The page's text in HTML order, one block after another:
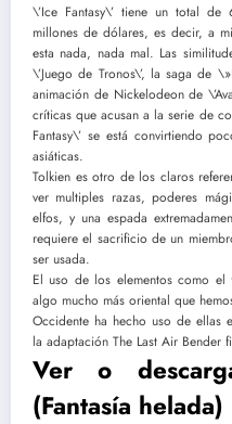
\’Ice Fantasy\’ tiene un total
millones de dólares, es decir, a
esta nada, nada mal. Las
\’Juego de Tronos\’, la saga de
animación de Nickelodeon de
críticas que acusan a la serie de
Fantasy\’ se está convirtiendo
asiáticas.
Tolkien es otro de los claros
ver multiples razas, poderes
elfos, y una espada
requiere el sacrificio de un
ser usada.
El uso de los elementos como
algo mucho más oriental que
Occidente ha hecho uso de ellas
la adaptación The Last Air Bender
Ver o
(Fantasía helada)